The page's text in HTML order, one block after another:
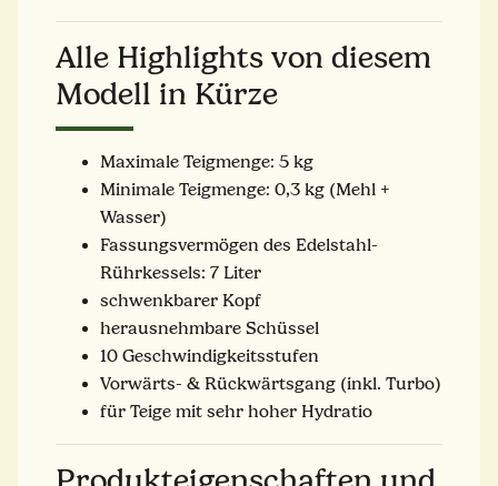
Alle Highlights von diesem
Modell in Kürze
Maximale Teigmenge: 5 kg
Minimale Teigmenge: 0,3 kg (Mehl +
Wasser)
Fassungsvermögen des Edelstahl-
Rührkessels: 7 Liter
schwenkbarer Kopf
herausnehmbare Schüssel
10 Geschwindigkeitsstufen
Vorwärts- & Rückwärtsgang (inkl. Turbo)
für Teige mit sehr hoher Hydratio